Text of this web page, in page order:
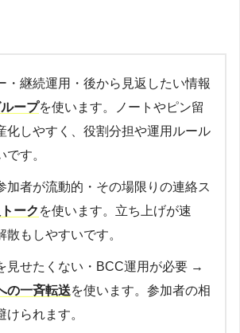
・継続運用・後から見返したい情報
ープを使います。ノートやピン留
化しやすく、役割分担や運用ルール
です。
加者が流動的・その場限りの連絡ス
ーク を使います。立ち上げが速
散もしやすいです。
見せたくない・BCC運用が必要 →
の一斉転送を使います。参加者の相
けられます。